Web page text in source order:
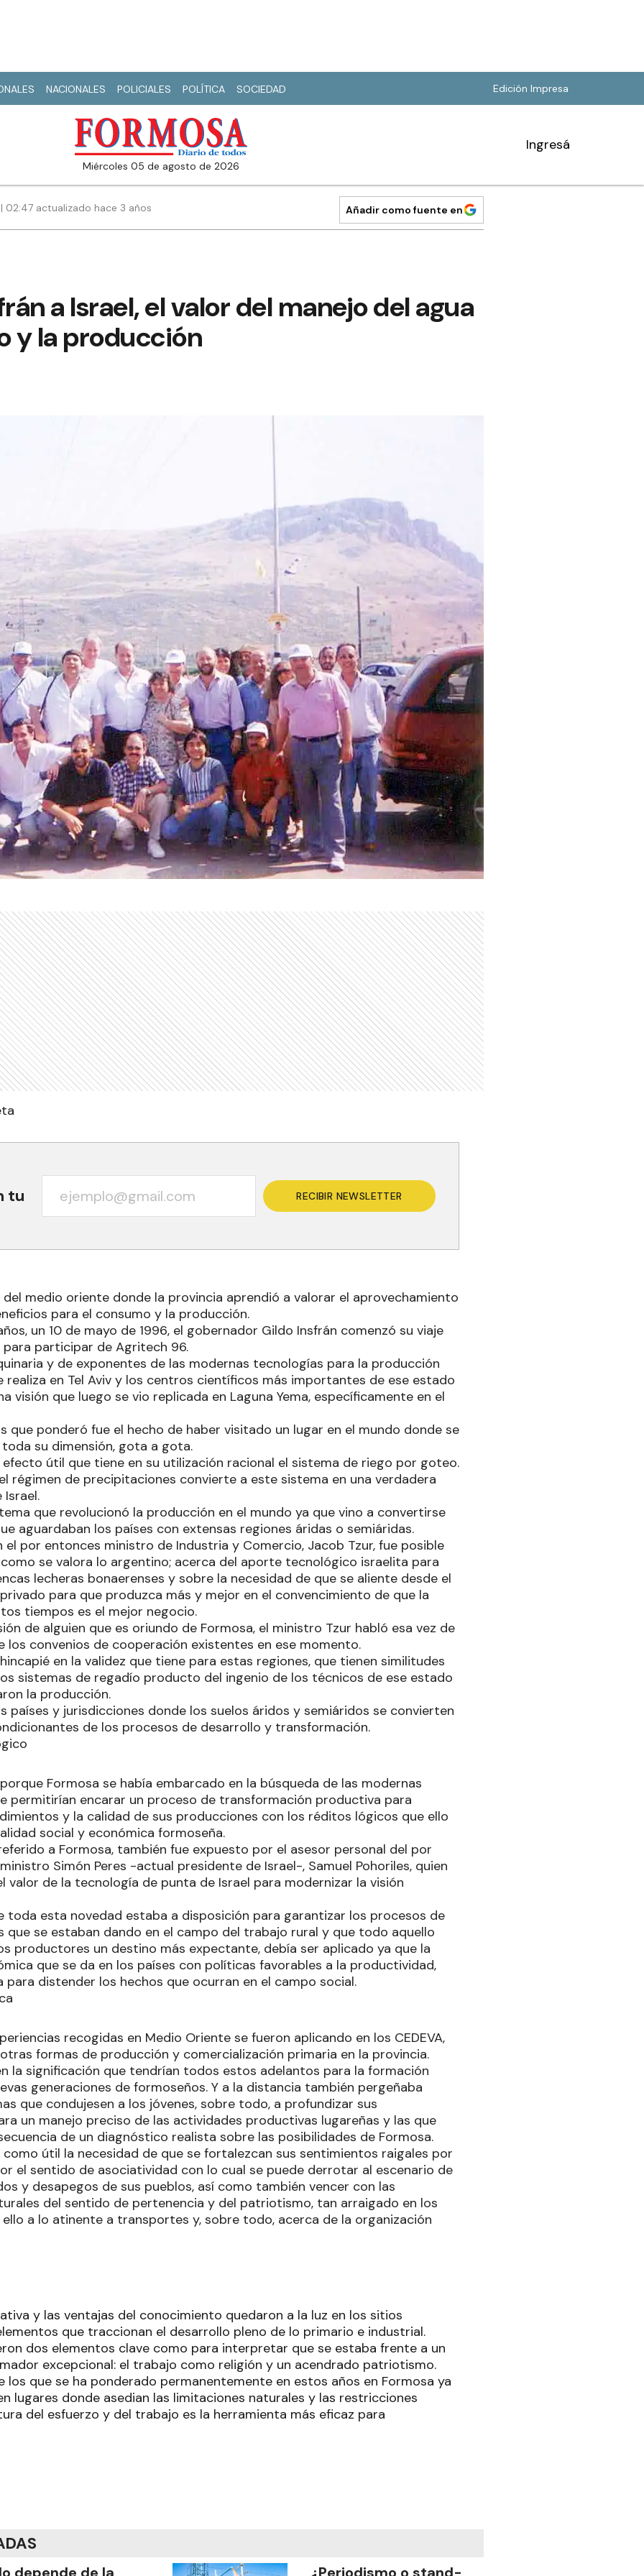
NACIONALES POLICIALES POLÍTICA SOCIEDAD Edición Impresa
miércoles 05 de agosto de 2026
Ingresá
02:47 actualizado hace 3 años Añadir como fuente en
a Israel, el valor del manejo del agua
y la producción
tu RECIBIR NEWSLETTER
del medio oriente donde la provincia aprendió a valorar el aprovechamiento
para el consumo y la producción.
un 10 de mayo de 1996, el gobernador Gildo Insfrán comenzó su viaje
participar de Agritech 96.
y de exponentes de las modernas tecnologías para la producción
realiza en Tel Aviv y los centros científicos más importantes de ese estado
visión que luego se vio replicada en Laguna Yema, específicamente en el
que ponderó fue el hecho de haber visitado un lugar en el mundo donde se
su dimensión, gota a gota.
efecto útil que tiene en su utilización racional el sistema de riego por goteo.
régimen de precipitaciones convierte a este sistema en una verdadera
Israel.
que revolucionó la producción en el mundo ya que vino a convertirse
aguardaban los países con extensas regiones áridas o semiáridas.
el por entonces ministro de Industria y Comercio, Jacob Tzur, fue posible
se valora lo argentino; acerca del aporte tecnológico israelita para
lecheras bonaerenses y sobre la necesidad de que se aliente desde el
para que produzca más y mejor en el convencimiento de que la
tiempos es el mejor negocio.
de alguien que es oriundo de Formosa, el ministro Tzur habló esa vez de
los convenios de cooperación existentes en ese momento.
en la validez que tiene para estas regiones, que tienen similitudes
sistemas de regadío producto del ingenio de los técnicos de ese estado
la producción.
países y jurisdicciones donde los suelos áridos y semiáridos se convierten
de los procesos de desarrollo y transformación.
Formosa se había embarcado en la búsqueda de las modernas
permitirían encarar un proceso de transformación productiva para
y la calidad de sus producciones con los réditos lógicos que ello
social y económica formoseña.
a Formosa, también fue expuesto por el asesor personal del por
Simón Peres -actual presidente de Israel-, Samuel Pohoriles, quien
valor de la tecnología de punta de Israel para modernizar la visión
toda esta novedad estaba a disposición para garantizar los procesos de
que se estaban dando en el campo del trabajo rural y que todo aquello
productores un destino más expectante, debía ser aplicado ya que la
que se da en los países con políticas favorables a la productividad,
para distender los hechos que ocurran en el campo social.
recogidas en Medio Oriente se fueron aplicando en los CEDEVA,
otras formas de producción y comercialización primaria en la provincia.
la significación que tendrían todos estos adelantos para la formación
generaciones de formoseños. Y a la distancia también pergeñaba
que condujesen a los jóvenes, sobre todo, a profundizar sus
un manejo preciso de las actividades productivas lugareñas y las que
de un diagnóstico realista sobre las posibilidades de Formosa.
útil la necesidad de que se fortalezcan sus sentimientos raigales por
el sentido de asociatividad con lo cual se puede derrotar al escenario de
y desapegos de sus pueblos, así como también vencer con las
del sentido de pertenencia y del patriotismo, tan arraigado en los
ello a lo atinente a transportes y, sobre todo, acerca de la organización
y las ventajas del conocimiento quedaron a la luz en los sitios
que traccionan el desarrollo pleno de lo primario e industrial.
dos elementos clave como para interpretar que se estaba frente a un
excepcional: el trabajo como religión y un acendrado patriotismo.
los que se ha ponderado permanentemente en estos años en Formosa ya
lugares donde asedian las limitaciones naturales y las restricciones
del esfuerzo y del trabajo es la herramienta más eficaz para
depende de la ¿Periodismo o stand-